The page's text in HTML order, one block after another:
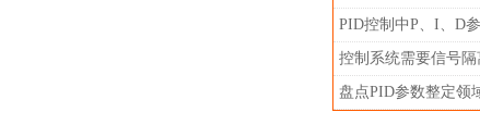
PID控制中P、I、D
控制系统需要信号隔
盘点PID参数整定领